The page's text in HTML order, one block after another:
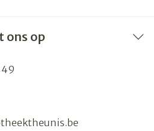
ons op